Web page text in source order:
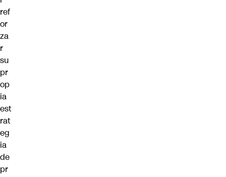
ref
or
za
r
su
pr
op
ia
est
rat
eg
ia
de
pr